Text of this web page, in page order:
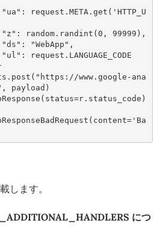
"ua" : request . META . get ( 'HTTP_U
"z" : random. randint (0 , 99999 ),
"ds" : "WebApp" ,
"ul" : request . LANGUAGE_CODE
. post ( "https://www.google-ana
, payload )
( status=r. status_code )
( content='Ba
します。
につ